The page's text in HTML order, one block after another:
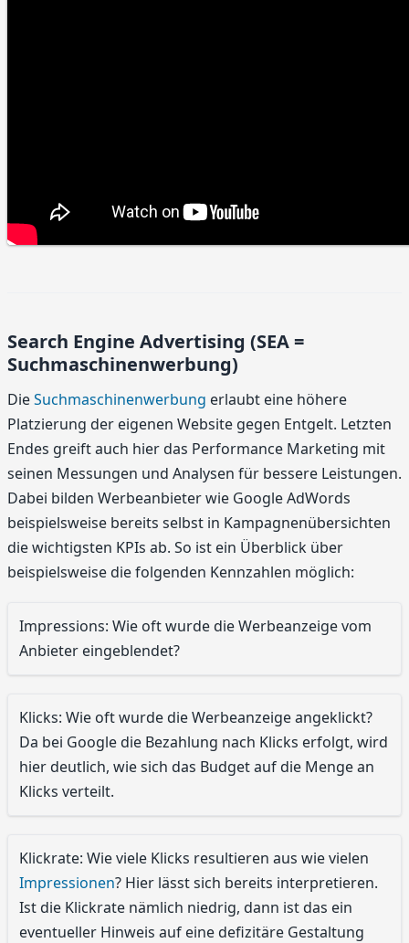
Search Engine Advertising (SEA =
Suchmaschinenwerbung)
DieSuchmaschinenwerbung erlaubt eine höhere
Platzierung der eigenen Website gegen Entgelt. Letzten
Endes greift auch hier das Performance Marketing mit
seinen Messungen und Analysen für bessere Leistungen.
Dabei bilden Werbeanbieter wie Google AdWords
beispielsweise bereits selbst in Kampagnenübersichten
die wichtigsten KPIs ab. So ist ein Überblick über
beispielsweise die folgenden Kennzahlen möglich:
Impressions: Wie oft wurde die Werbeanzeige vom
Anbieter eingeblendet?
Klicks: Wie oft wurde die Werbeanzeige angeklickt?
Da bei Google die Bezahlung nach Klicks erfolgt, wird
hier deutlich, wie sich das Budget auf die Menge an
Klicks verteilt.
Klickrate: Wie viele Klicks resultieren aus wie vielen
Impressionen? Hier lässt sich bereits interpretieren.
Ist die Klickrate nämlich niedrig, dann ist das ein
eventueller Hinweis auf eine defizitäre Gestaltung